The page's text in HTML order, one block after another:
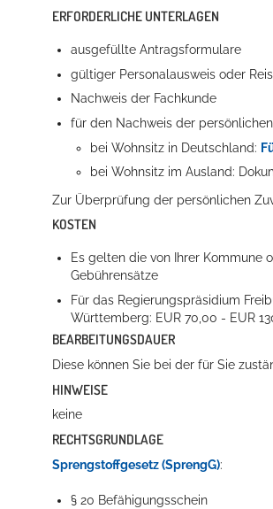
Erleben in Hockenheim
mehr dazu...
ERFORDERLICHE UNTERLAGEN
ausgefüllte Antragsformulare
gültiger Personalausweis oder
Nachweis der Fachkunde
für den Nachweis der
bei Wohnsitz in Deutschland:
bei Wohnsitz im Ausland:
Zur Überprüfung der persönlichen
KOSTEN
Es gelten die von Ihrer
Gebührensätze
Für das Regierungspräsidium
Württemberg: EUR 70,00 - EUR
BEARBEITUNGSDAUER
Diese können Sie bei der für Sie
HINWEISE
keine
RECHTSGRUNDLAGE
Sprengstoffgesetz (SprengG):
§ 20 Befähigungsschein